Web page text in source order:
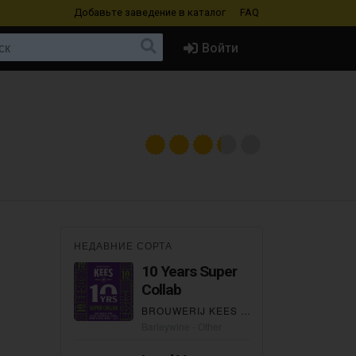
Добавьте заведение в каталог FAQ
Войти
НЕДАВНИЕ СОРТА
10 Years Super
Collab
BROUWERIJ KEES